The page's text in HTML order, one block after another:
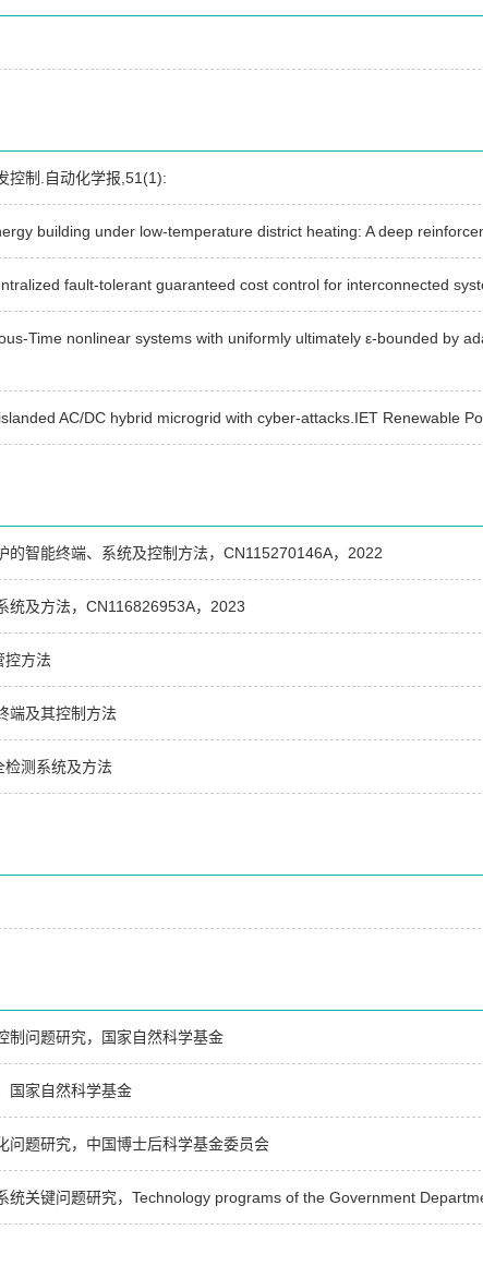
控制.自动化学报,51(1):
building under low-temperature district heating: A deep
fault-tolerant guaranteed cost control for interconnected
Time nonlinear systems with uniformly ultimately ε-bounded by
AC/DC hybrid microgrid with cyber-attacks.IET Renewable
智能终端、系统及控制方法，CN115270146A，2022
统及方法，CN116826953A，2023
控方法
端及其控制方法
检测系统及方法
制问题研究，国家自然科学基金
国家自然科学基金
问题研究，中国博士后科学基金委员会
统关键问题研究，Technology programs of the Government